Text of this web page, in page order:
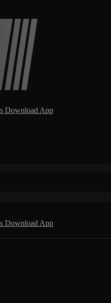
Download App
Download App